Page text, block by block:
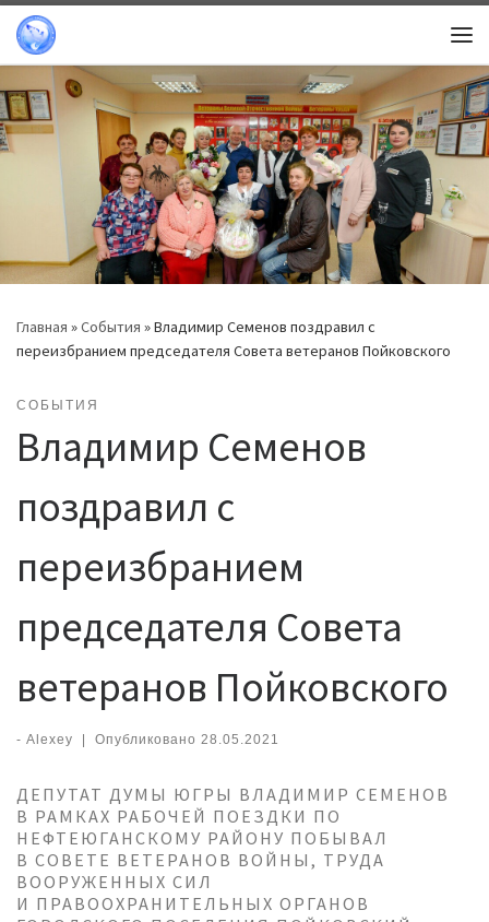
Перейти к содержимому
Главная »События »Владимир Семенов поздравил с
переизбранием председателя Совета ветеранов Пойковского
СОБЫТИЯ
Владимир Семенов
поздравил с
переизбранием
председателя Совета
ветеранов Пойковского
- Alexey | Опубликовано 28.05.2021
ДЕПУТАТ ДУМЫ ЮГРЫ ВЛАДИМИР СЕМЕНОВ
В РАМКАХ РАБОЧЕЙ ПОЕЗДКИ ПО
НЕФТЕЮГАНСКОМУ РАЙОНУ ПОБЫВАЛ
В СОВЕТЕ ВЕТЕРАНОВ ВОЙНЫ, ТРУДА
ВООРУЖЕННЫХ СИЛ
И ПРАВООХРАНИТЕЛЬНЫХ ОРГАНОВ